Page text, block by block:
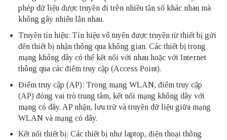
phép dữ liệu được truyền đi trên nhiều tần số khác nhau mà
không gây nhiễu lẫn nhau.
Truyền tín hiệu: Tín hiệu vô tuyến được truyền từ thiết bị gửi
đến thiết bị nhận thông qua không gian. Các thiết bị trong
mạng không dây có thể kết nối với nhau hoặc với Internet
thông qua các điểm truy cập (Access Point).
Điểm truy cập (AP): Trong mạng WLAN, điểm truy cập
(AP) đóng vai trò trung tâm, kết nối mạng không dây với
mạng có dây. AP nhận, lưu trữ và truyền dữ liệu giữa mạng
WLAN và mạng có dây.
Kết nối thiết bị: Các thiết bị như laptop, điện thoại thông